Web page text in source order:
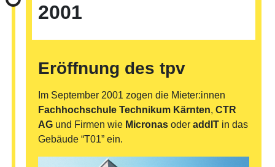
2001
Eröffnung des tpv
Im September 2001 zogen die Mieter:innen
Fachhochschule Technikum Kärnten,CTR
AG und Firmen wie Micronas oderaddIT in das
Gebäude “T01” ein.